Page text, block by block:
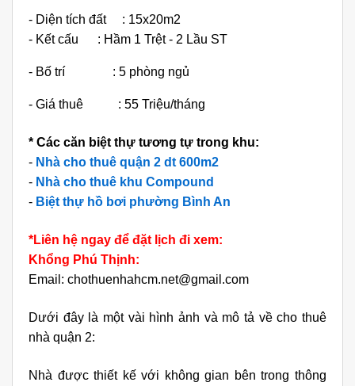
- Diện tích đất : 15x20m2
- Kết cấu : Hầm 1 Trệt - 2 Lầu ST
- Bố trí : 5 phòng ngủ
- Giá thuê : 55 Triệu/tháng
* Các căn biệt thự tương tự trong khu:
- Nhà cho thuê quận 2 dt 600m2
- Nhà cho thuê khu Compound
- Biệt thự hồ bơi phường Bình An
*Liên hệ ngay để đặt lịch đi xem:
Khổng Phú Thịnh:
Email: chothuenhahcm.net@gmail.com
Dưới đây là một vài hình ảnh và mô tả về cho thuê
nhà quận 2:
Nhà được thiết kế với không gian bên trong thông